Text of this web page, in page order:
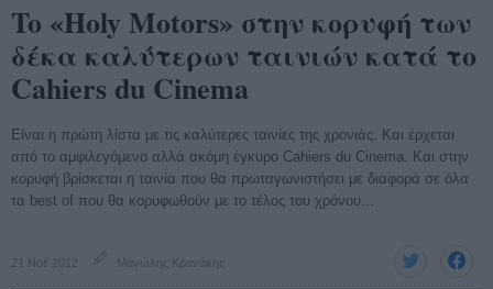
To «Holy Motors» στην κορυφή των
δέκα καλύτερων ταινιών κατά το
Cahiers du Cinema
Είναι η πρώτη λίστα με τις καλύτερες ταινίες της χρονιάς. Και έρχεται
από το αμφιλεγόμενο αλλά ακόμη έγκυρο Cahiers du Cinema. Και στην
κορυφή βρίσκεται η ταινία που θα πρωταγωνιστήσει με διαφορά σε όλα
τα best of που θα κορυφωθούν με το τέλος του χρόνου...
21 Νοέ 2012 Μανώλης Κρανάκης